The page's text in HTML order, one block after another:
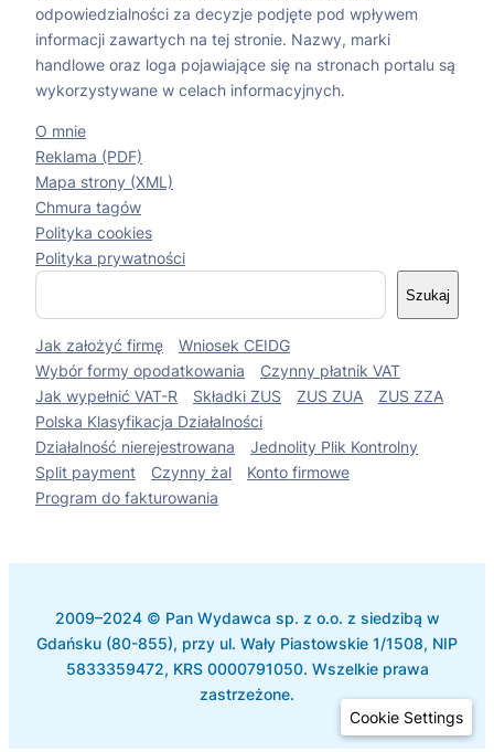
odpowiedzialności za decyzje podjęte pod wpływem
informacji zawartych na tej stronie. Nazwy, marki
handlowe oraz loga pojawiające się na stronach portalu są
wykorzystywane w celach informacyjnych.
O mnie
Reklama (PDF)
Mapa strony (XML)
Chmura tagów
Polityka cookies
Polityka prywatności
S
k
a
Szukaj
Jak założyć firmę
Wniosek CEIDG
Wybór formy opodatkowania
Czynny płatnik VAT
Jak wypełnić VAT-R
Składki ZUS ZUS ZUA
ZUS ZZA
Polska Klasyfikacja Działalności
Działalność nierejestrowana
Jednolity Plik Kontrolny
Split payment
Czynny żal
Konto firmowe
Program do fakturowania
2009–2024 © Pan Wydawca sp. z o.o. z siedzibą w
Gdańsku (80-855), przy ul. Wały Piastowskie 1/1508, NIP
5833359472, KRS 0000791050. Wszelkie prawa
zastrzeżone.
Cookie Settings